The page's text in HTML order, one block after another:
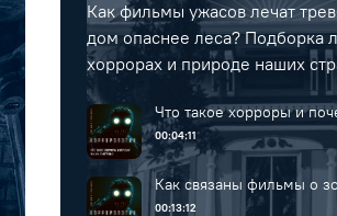
Как фильмы ужасов лечат
дом опаснее леса? Подборка
хоррорах и природе наших
Что такое хорроры и
смотрим?
00:04:11
Как связаны фильмы о
диктатуры?
00:13:12